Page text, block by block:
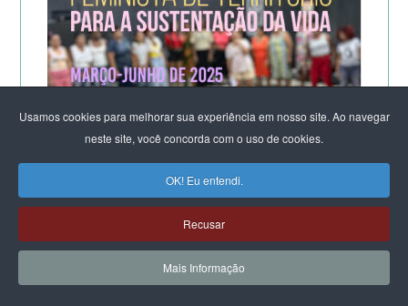
Usamos cookies para melhorar sua experiência em nosso site. Ao navegar
neste site, você concorda com o uso de cookies.
OK! Eu entendi.
Recusar
Mais Informação